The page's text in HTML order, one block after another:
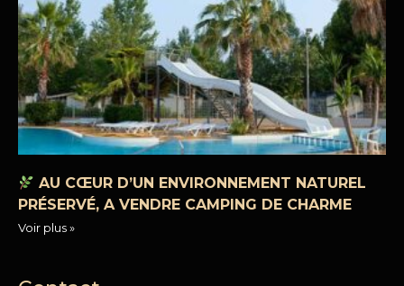
AU CŒUR D’UN ENVIRONNEMENT NATUREL
PRÉSERVÉ, A VENDRE CAMPING DE CHARME
Voir plus »